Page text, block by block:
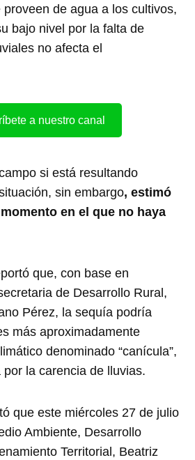
de agua a los cultivos,
bajo nivel por la falta de
no afecta el
a nuestro canal
si está resultando
sin embargo, estimó
en el que no haya
que, con base en
de Desarrollo Rural,
Pérez, la sequía podría
más aproximadamente
denominado “canícula”,
la carencia de lluvias.
que este miércoles 27 de julio
Ambiente, Desarrollo
Territorial, Beatriz